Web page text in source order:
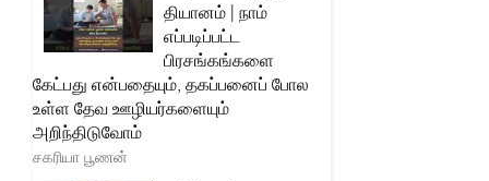
தியானம் | நாம்
எப்படிப்பட்ட
பிரசங்கங்களை
கேட்பது என்பதையும், தகப்பனைப் போல
உள்ள தேவ ஊழியர்களையும்
அறிந்திடுவோம்
சகரியா பூணன்